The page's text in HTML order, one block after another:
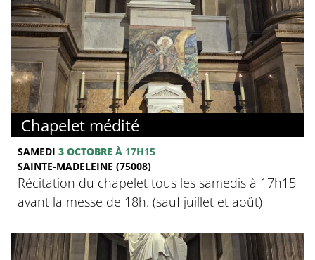
Chapelet médité
SAMEDI 3 OCTOBRE À 17H15
SAINTE-MADELEINE (75008)
Récitation du chapelet tous les samedis à 17h15
avant la messe de 18h. (sauf juillet et août)